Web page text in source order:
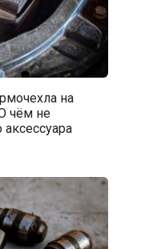
на
чём не